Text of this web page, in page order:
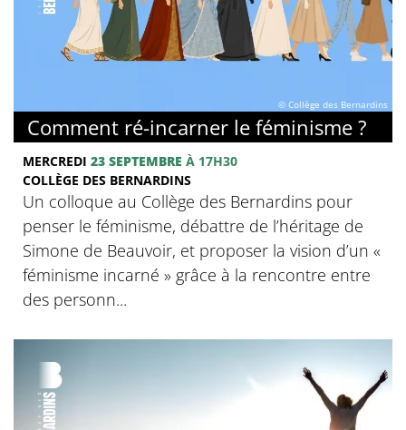
© Collège des Bernardins
Comment ré-incarner le féminisme ?
MERCREDI 23 SEPTEMBRE À 17H30
COLLÈGE DES BERNARDINS
Un colloque au Collège des Bernardins pour
penser le féminisme, débattre de l’héritage de
Simone de Beauvoir, et proposer la vision d’un «
féminisme incarné » grâce à la rencontre entre
des personn...